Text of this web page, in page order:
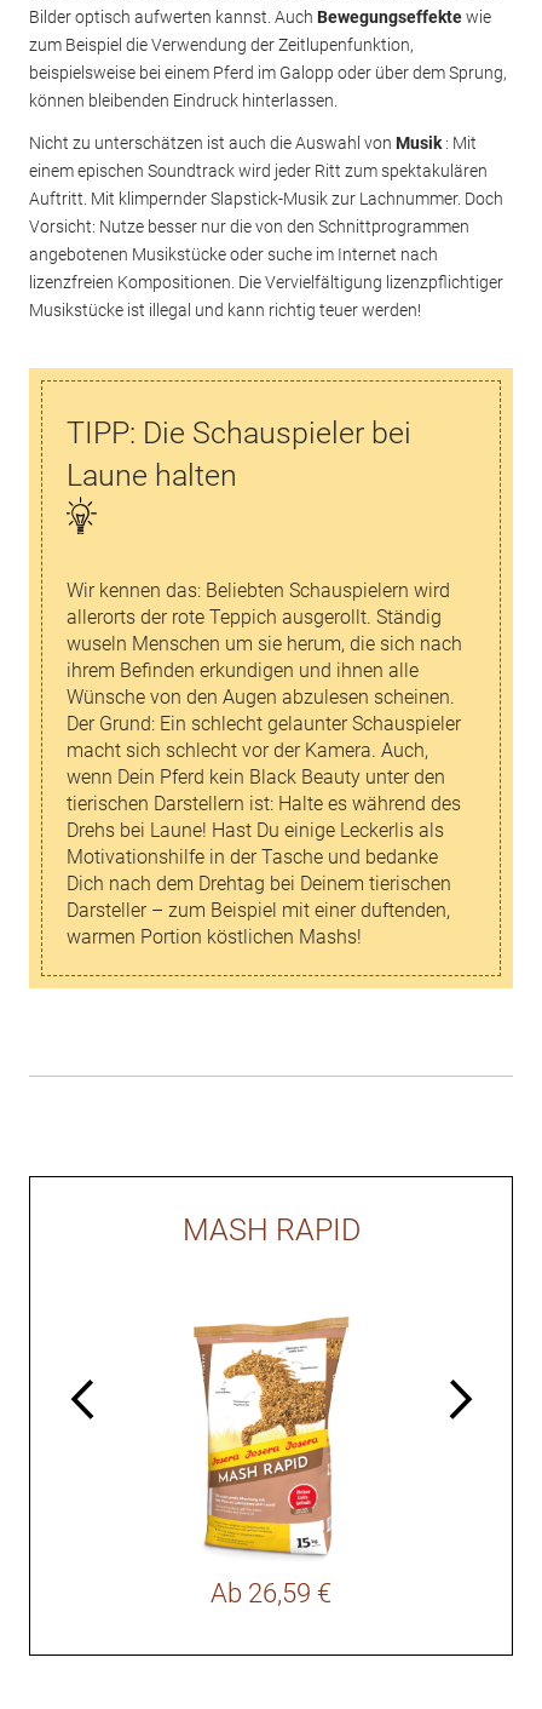
Bilder optisch aufwerten kannst. Auch Bewegungseffektewie
zum Beispiel die Verwendung der Zeitlupenfunktion,
beispielsweise bei einem Pferd im Galopp oder über dem Sprung,
können bleibenden Eindruck hinterlassen.
Nicht zu unterschätzen ist auch die Auswahl von Musik : Mit
einem epischen Soundtrack wird jeder Ritt zum spektakulären
Auftritt. Mit klimpernder Slapstick-Musik zur Lachnummer. Doch
Vorsicht: Nutze besser nur die von den Schnittprogrammen
angebotenen Musikstücke oder suche im Internet nach
lizenzfreien Kompositionen. Die Vervielfältigung lizenzpflichtiger
Musikstücke ist illegal und kann richtig teuer werden!
TIPP: Die Schauspieler bei
Laune halten
Wir kennen das: Beliebten Schauspielern wird
allerorts der rote Teppich ausgerollt. Ständig
wuseln Menschen um sie herum, die sich nach
ihrem Befinden erkundigen und ihnen alle
Wünsche von den Augen abzulesen scheinen.
Der Grund: Ein schlecht gelaunter Schauspieler
macht sich schlecht vor der Kamera. Auch,
wenn Dein Pferd kein Black Beauty unter den
tierischen Darstellern ist: Halte es während des
Drehs bei Laune! Hast Du einige Leckerlis als
Motivationshilfe in der Tasche und bedanke
Dich nach dem Drehtag bei Deinem tierischen
Darsteller – zum Beispiel mit einer duftenden,
warmen Portion köstlichen Mashs!
MASH RAPID
Ab 26,59 €